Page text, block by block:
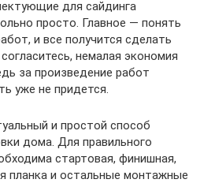
для сайдинга
просто. Главное — понять
и все получится сделать
немалая экономия
за произведение работ
уже не придется.
и простой способ
дома. Для правильного
стартовая, финишная,
планка и остальные монтажные